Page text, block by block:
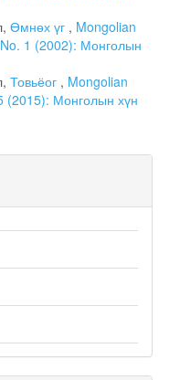
Өмнөх үг , Mongolian
1 (2002): Монголын
Товьёог , Mongolian
(2015): Монголын хүн